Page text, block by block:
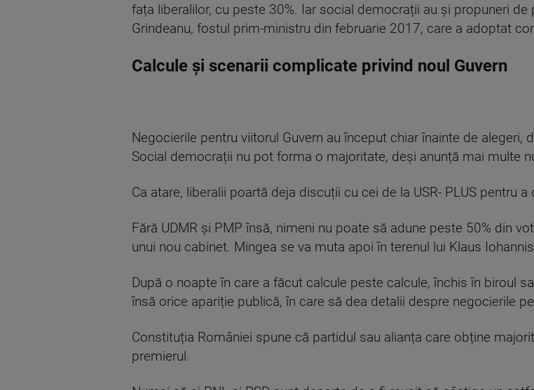
fața liberalilor, cu peste 30%. Iar social democrații au și propuneri de
Grindeanu, fostul prim-ministru din februarie 2017, care a adoptat
Calcule și scenarii complicate privind noul Guvern
Negocierile pentru viitorul Guvern au început chiar înainte de
Social democrații nu pot forma o majoritate, deși anunță mai multe
Ca atare, liberalii poartă deja discuții cu cei de la USR- PLUS pentru
Fără UDMR și PMP însă, nimeni nu poate să adune peste 50% din
unui nou cabinet. Mingea se va muta apoi în terenul lui Klaus
După o noapte în care a făcut calcule peste calcule, închis în biroul
însă orice apariție publică, în care să dea detalii despre negocierile
Constituția României spune că partidul sau alianța care obține
premierul.